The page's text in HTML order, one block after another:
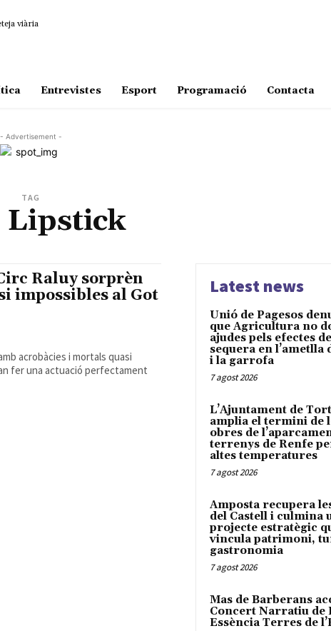
viària
Entrevistes Esport Programació Contacta
- Advertisement -
TAG
Raluy sorprèn
impossibles al Got
acrobàcies i mortals quasi
fer una actuació perfectament
Latest news
Unió de Pagesos
que Agricultura no
ajudes pels efectes
sequera en l’ametlla
i la garrofa
7 agost 2026
L’Ajuntament de
amplia el termini de
obres de
terrenys de Renfe
altes temperatures
7 agost 2026
Amposta recupera
del Castell i culmina
projecte estratègic
vincula patrimoni,
gastronomia
7 agost 2026
Mas de Barberans
Concert Narratiu de
Essència Terres de